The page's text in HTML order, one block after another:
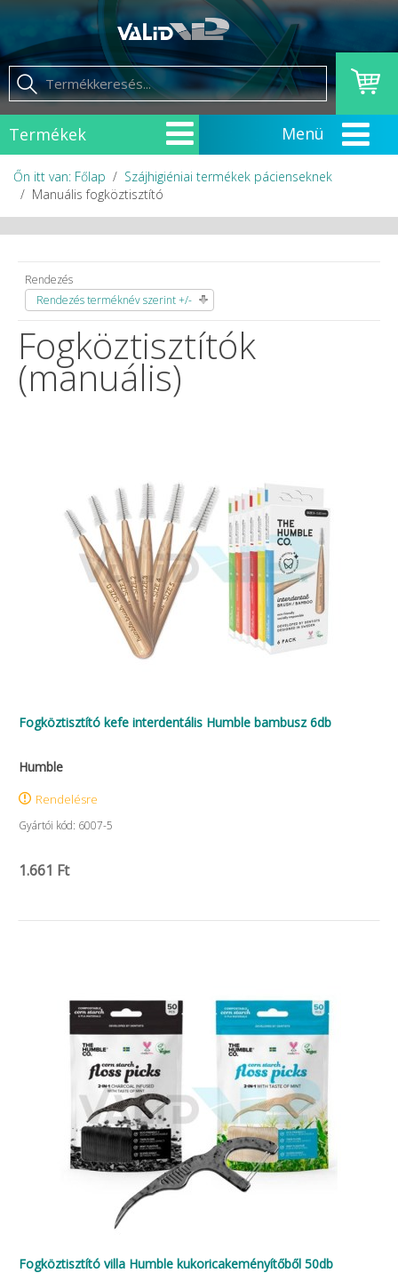
Termékek
Őn itt van: Főlap
Szájhigiéniai termékek pácienseknek
Manuális fogköztisztító
Rendezés
Rendezés terméknév szerint +/-
Fogköztisztítók
(manuális)
Fogköztisztító kefe interdentális Humble bambusz 6db
Humble
Rendelésre
Gyártói kód: 6007-5
1.661 Ft
Fogköztisztító villa Humble kukoricakeményítőből 50db